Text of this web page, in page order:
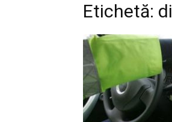
Etichetă: